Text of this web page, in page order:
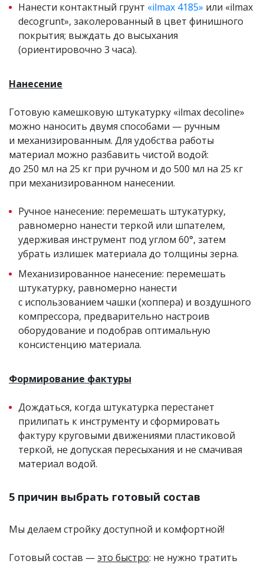
Нанести контактный грунт «ilmax 4185» или «ilmax
decogrunt», заколерованный в цвет финишного
покрытия; выждать до высыхания
(ориентировочно 3 часа).
Нанесение
Готовую камешковую штукатурку «ilmax decoline»
можно наносить двумя способами — ручным
и механизированным. Для удобства работы
материал можно разбавить чистой водой:
до 250 мл на 25 кг при ручном и до 500 мл на 25 кг
при механизированном нанесении.
Ручное нанесение: перемешать штукатурку,
равномерно нанести теркой или шпателем,
удерживая инструмент под углом 60°, затем
убрать излишек материала до толщины зерна.
Механизированное нанесение: перемешать
штукатурку, равномерно нанести
с использованием чашки (хоппера) и воздушного
компрессора, предварительно настроив
оборудование и подобрав оптимальную
консистенцию материала.
Формирование фактуры
Дождаться, когда штукатурка перестанет
прилипать к инструменту и сформировать
фактуру круговыми движениями пластиковой
теркой, не допуская пересыхания и не смачивая
материал водой.
5 причин выбрать готовый состав
Мы делаем стройку доступной и комфортной!
Готовый состав —это быстро: не нужно тратить